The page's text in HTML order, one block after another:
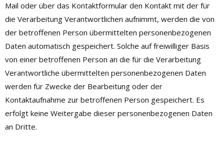
Mail oder über das Kontaktformular den Kontakt mit der für
die Verarbeitung Verantwortlichen aufnimmt, werden die von
der betroffenen Person übermittelten personenbezogenen
Daten automatisch gespeichert. Solche auf freiwilliger Basis
von einer betroffenen Person an die für die Verarbeitung
Verantwortliche übermittelten personenbezogenen Daten
werden für Zwecke der Bearbeitung oder der
Kontaktaufnahme zur betroffenen Person gespeichert. Es
erfolgt keine Weitergabe dieser personenbezogenen Daten
an Dritte.